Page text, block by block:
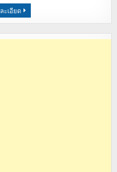
ะเอียด